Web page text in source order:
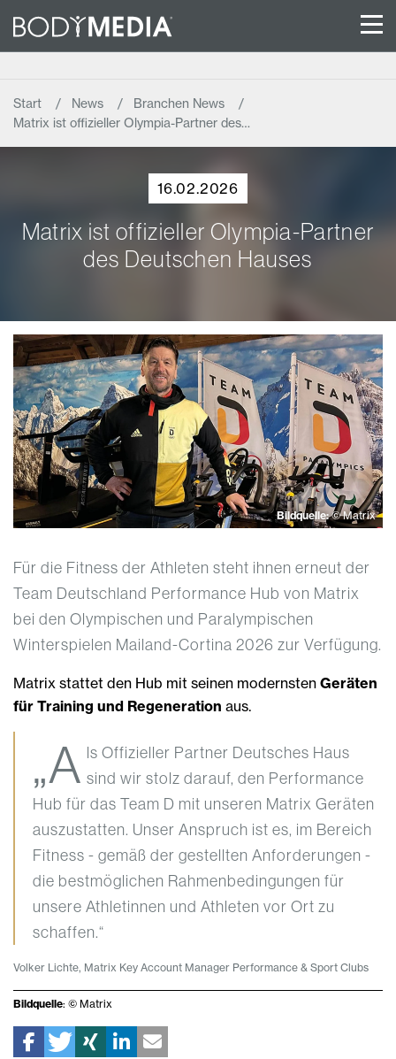
Start News
Branchen News
Matrix ist offizieller Olympia-Partner des…
16.02.2026
Matrix ist offizieller Olympia-Partner
des Deutschen Hauses
Bildquelle:© Matrix
Für die Fitness der Athleten steht ihnen erneut der
Team Deutschland Performance Hub von Matrix
bei den Olympischen und Paralympischen
Winterspielen Mailand-Cortina 2026 zur Verfügung.
Matrix stattet den Hub mit seinen modernsten Geräten
für Training und Regeneration aus.
„A ls Offizieller Partner Deutsches Haus
sind wir stolz darauf, den Performance
Hub für das Team D mit unseren Matrix Geräten
auszustatten. Unser Anspruch ist es, im Bereich
Fitness - gemäß der gestellten Anforderungen -
die bestmöglichen Rahmenbedingungen für
unsere Athletinnen und Athleten vor Ort zu
schaffen.“
Volker Lichte, Matrix Key Account Manager Performance & Sport Clubs
Bildquelle: © Matrix